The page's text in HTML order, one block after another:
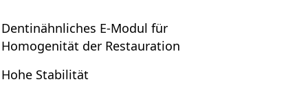
Dentinähnliches E-Modul für
Homogenität der Restauration
Hohe Stabilität